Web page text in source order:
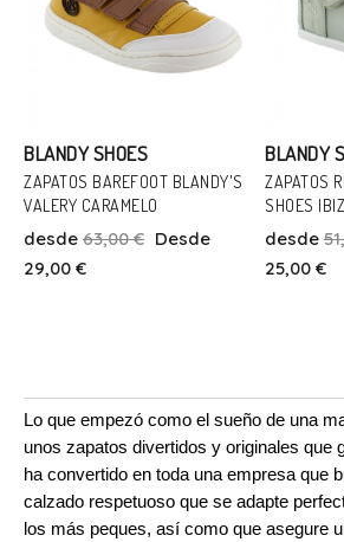
BLANDY SHOES
ZAPATOS BAREFOOT BLANDY'S
VALERY CARAMELO
desde 63,00 € Desde
29,00 €
BLANDY
ZAPATOS
SHOES
desde
25,00 €
Lo que empezó como el sueño de una
unos zapatos divertidos y originales que
ha convertido en toda una empresa que
calzado respetuoso que se adapte
los más peques, así como que asegure